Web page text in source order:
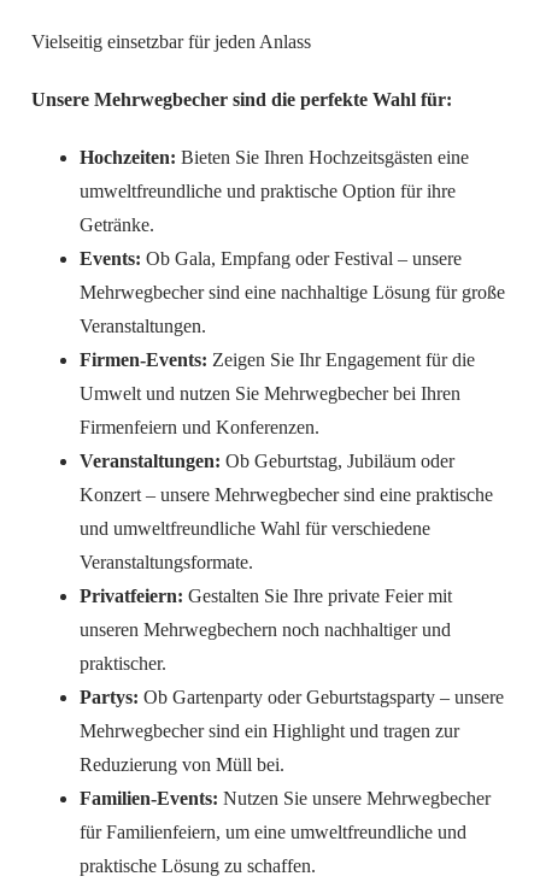
Vielseitig einsetzbar für jeden Anlass
Unsere Mehrwegbecher sind die perfekte Wahl für:
Hochzeiten: Bieten Sie Ihren Hochzeitsgästen eine
umweltfreundliche und praktische Option für ihre
Getränke.
Events: Ob Gala, Empfang oder Festival – unsere
Mehrwegbecher sind eine nachhaltige Lösung für große
Veranstaltungen.
Firmen-Events: Zeigen Sie Ihr Engagement für die
Umwelt und nutzen Sie Mehrwegbecher bei Ihren
Firmenfeiern und Konferenzen.
Veranstaltungen: Ob Geburtstag, Jubiläum oder
Konzert – unsere Mehrwegbecher sind eine praktische
und umweltfreundliche Wahl für verschiedene
Veranstaltungsformate.
Privatfeiern: Gestalten Sie Ihre private Feier mit
unseren Mehrwegbechern noch nachhaltiger und
praktischer.
Partys: Ob Gartenparty oder Geburtstagsparty – unsere
Mehrwegbecher sind ein Highlight und tragen zur
Reduzierung von Müll bei.
Familien-Events: Nutzen Sie unsere Mehrwegbecher
für Familienfeiern, um eine umweltfreundliche und
praktische Lösung zu schaffen.